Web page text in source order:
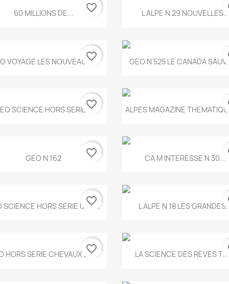
Aperçu rapide
60 MILLIONS DE... favorite_border Aperçu rapide
L ALPE N 29 NOUVELLES...
Aperçu rapide
VOYAGE LES NOUVEAUX...
favorite_border Aperçu rapide
GEO N 525 LE CANADA
Aperçu rapide
SCIENCE HORS SERIE...
favorite_border Aperçu rapide
ALPES MAGAZINE
Aperçu rapide
GEO N 162 favorite_border Aperçu rapide
CA M INTERESSE N 30...
Aperçu rapide
SCIENCE HORS SERIE UNE...
favorite_border Aperçu rapide
L ALPE N 18 LES
Aperçu rapide
HORS SERIE CHEVAUX ET...
favorite_border Aperçu rapide
LA SCIENCE DES REVES